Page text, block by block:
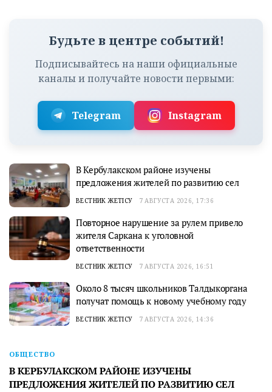
Будьте в центре событий!
Подписывайтесь на наши официальные
каналы и получайте новости первыми:
Telegram Instagram
В Кербулакском районе изучены
предложения жителей по развитию сел
ВЕСТНИК ЖЕТІСУ 7 АВГУСТА 2026, 17:36
Повторное нарушение за рулем привело
жителя Саркана к уголовной
ответственности
ВЕСТНИК ЖЕТІСУ 7 АВГУСТА 2026, 16:51
Около 8 тысяч школьников Талдыкоргана
получат помощь к новому учебному году
ВЕСТНИК ЖЕТІСУ 7 АВГУСТА 2026, 14:36
ОБЩЕСТВО
В КЕРБУЛАКСКОМ РАЙОНЕ ИЗУЧЕНЫ
ПРЕДЛОЖЕНИЯ ЖИТЕЛЕЙ ПО РАЗВИТИЮ СЕЛ